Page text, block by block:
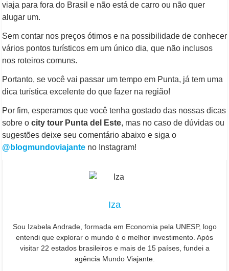
viaja para fora do Brasil e não está de carro ou não quer
alugar um.
Sem contar nos preços ótimos e na possibilidade de conhecer
vários pontos turísticos em um único dia, que não inclusos
nos roteiros comuns.
Portanto, se você vai passar um tempo em Punta, já tem uma
dica turística excelente do que fazer na região!
Por fim, esperamos que você tenha gostado das nossas dicas
sobre o city tour Punta del Este, mas no caso de dúvidas ou
sugestões deixe seu comentário abaixo e siga o
@blogmundoviajante no Instagram!
Iza
Sou Izabela Andrade, formada em Economia pela UNESP, logo
entendi que explorar o mundo é o melhor investimento. Após
visitar 22 estados brasileiros e mais de 15 países, fundei a
agência Mundo Viajante.